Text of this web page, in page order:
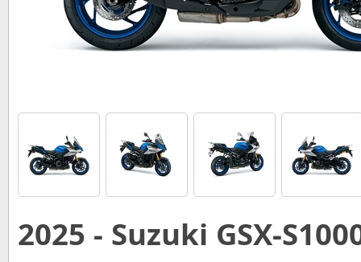
2025 - Suzuki GSX-